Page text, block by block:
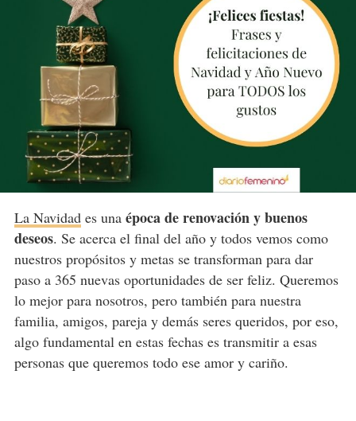
La Navidades una época de renovación y buenos
deseos. Se acerca el final del año y todos vemos como
nuestros propósitos y metas se transforman para dar
paso a 365 nuevas oportunidades de ser feliz. Queremos
lo mejor para nosotros, pero también para nuestra
familia, amigos, pareja y demás seres queridos, por eso,
algo fundamental en estas fechas es transmitir a esas
personas que queremos todo ese amor y cariño.